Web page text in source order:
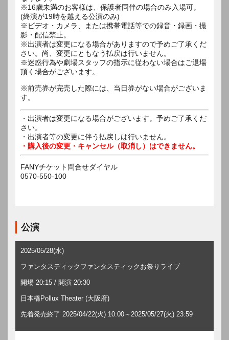
※16歳未満のお客様は、保護者同伴の場合のみ入場可。
(終演が19時を越える公演のみ)
※ビデオ・カメラ、または携帯電話等での録音・録画・撮
影・配信禁止。
※出演者は変更になる場合がありますので予めご了承くだ
さい。尚、変更にともなう払戻は行いません。
※迷惑行為や劇場スタッフの指示に従わない場合はご退場
頂く場合がございます。
※前売券が完売した際には、当日券がない場合がございま
す。
・出演者は変更になる場合がございます。予めご了承くだ
さい。
・出演者等の変更に伴う払戻しは行いません。
・購入後の変更・キャンセル（取消し）はできません。
FANYチケット問合せダイヤル
0570-550-100
公演
2025/05/28(水)
ファンタスティックファンタスティックお祭りライブ
開場 20:15 / 開演 20:30
日本橋Pollux Theater (大阪府)
先着発売終了 2025/04/22(火) 10:00～2025/05/27(火) 23:59